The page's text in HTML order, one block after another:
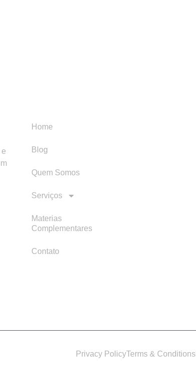
Home
Blog
Quem Somos
Serviços
Materias
Complementares
Contato
Privacy PolicyTerms & Conditions